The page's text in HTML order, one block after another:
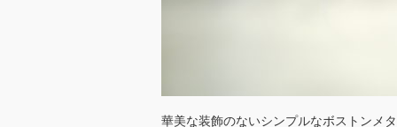
華美な装飾のないシンプルなボストンメ